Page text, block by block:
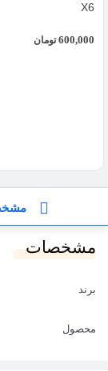
X6
600,000 تومان
مشخصات
برند
محصول